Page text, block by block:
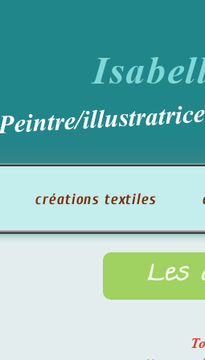
créations textiles
Peintre/
Les